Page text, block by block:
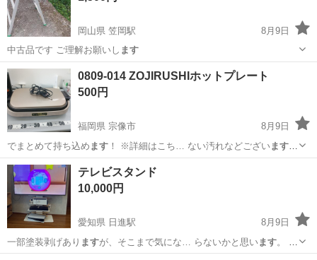
岡山県 笠岡駅
8月9日
中古品です ご理解お願いし ます
岡山 笠岡市
0809-014 ZOJIRUSHIホットプレート
500円
福岡県 宗像市
8月9日
でまとめて持ち込め ます！ ※詳細はこち… ない汚れなどございます
【付属品】… るもので全てとなります詳細は現地でご…
福岡 宗像市 キッチン家電
テレビスタンド
10,000円
愛知県 日進駅
8月9日
一部塗装剥げあり ますが、そこまで気にな… らないかと思います。 あ
くまで中古品… 討宜しくお願い致します。